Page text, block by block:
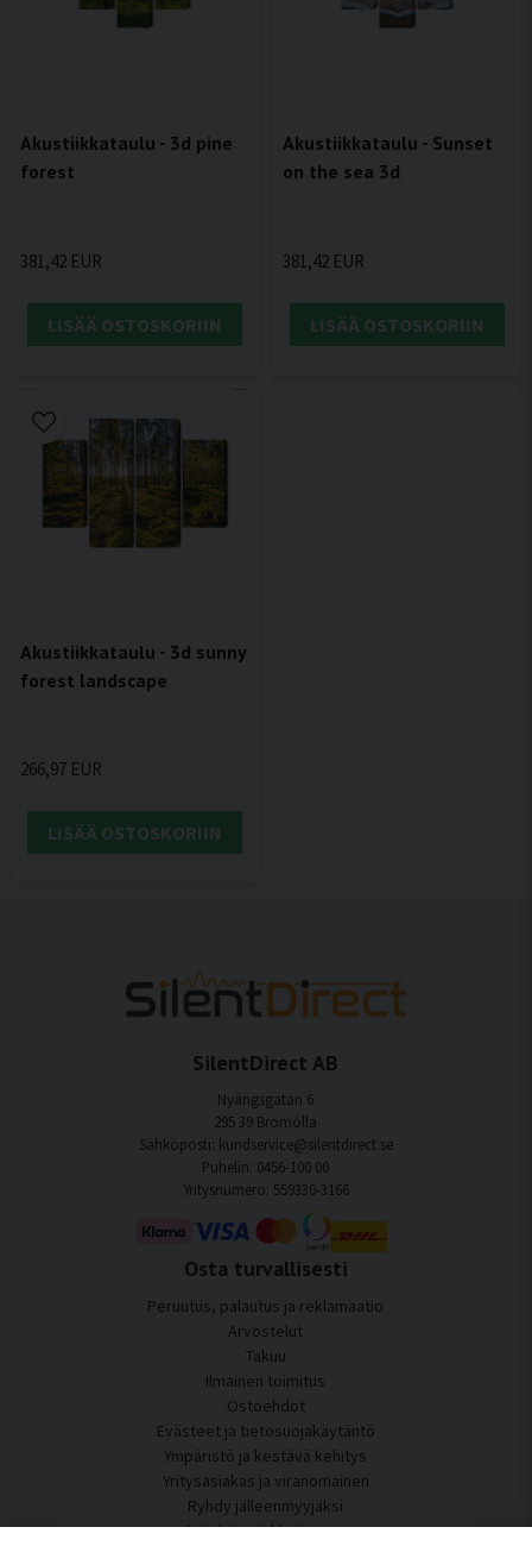
Akustiikkataulu - 3d pine
forest
381,42 EUR
LISÄÄ OSTOSKORIIN
Akustiikkataulu - Sunset
on the sea 3d
381,42 EUR
LISÄÄ OSTOSKORIIN
Akustiikkataulu - 3d sunny
forest landscape
266,97 EUR
LISÄÄ OSTOSKORIIN
SilentDirect AB
Nyängsgatan 6
295 39 Bromölla
Sähköposti: kundservice@silentdirect.se
Puhelin: 0456-100 00
Yritysnumero: 559330-3166
Osta turvallisesti
Peruutus, palautus ja reklamaatio
Arvostelut
Takuu
Ilmainen toimitus
Ostoehdot
Evästeet ja tietosuojakäytäntö
Ympäristö ja kestävä kehitys
Yritysasiakas ja viranomainen
Ryhdy jälleenmyyjäksi
Joitakin asiakkaitamme